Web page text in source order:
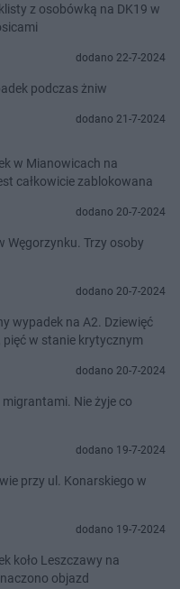
z osobówką na DK19 w
dodano 22-7-2024
podczas żniw
dodano 21-7-2024
w Mianowicach na
całkowicie zablokowana
dodano 20-7-2024
Węgorzynku. Trzy osoby
dodano 20-7-2024
wypadek na A2. Dziewięć
w stanie krytycznym
dodano 20-7-2024
migrantami. Nie żyje co
dodano 19-7-2024
przy ul. Konarskiego w
dodano 19-7-2024
koło Leszczawy na
objazd